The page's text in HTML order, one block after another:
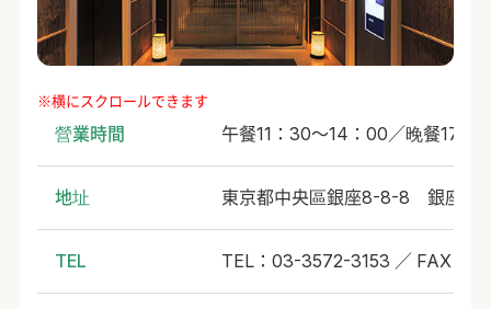
營業時間 午餐11：30～14：00／晚餐17：
地址 東京都中央區銀座8-8-8 銀座
TEL TEL：03-3572-3153 ／ FAX：